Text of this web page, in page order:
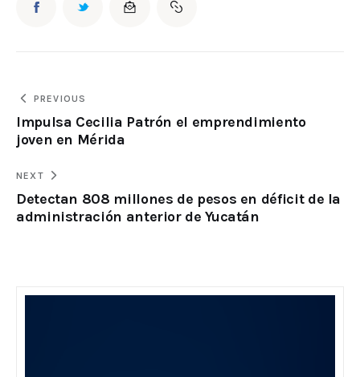
PREVIOUS
Impulsa Cecilia Patrón el emprendimiento
joven en Mérida
NEXT
Detectan 808 millones de pesos en déficit de la
administración anterior de Yucatán